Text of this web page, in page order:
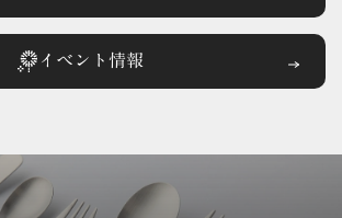
イベント情報